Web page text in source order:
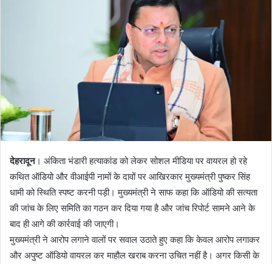
l
देहरादून। अंकिता भंडारी हत्याकांड को लेकर सोशल मीडिया पर वायरल हो रहे
कथित ऑडियो और वीआईपी नामों के दावों पर आखिरकार मुख्यमंत्री पुष्कर सिंह
धामी को स्थिति स्पष्ट करनी पड़ी। मुख्यमंत्री ने साफ कहा कि ऑडियो की सत्यता
की जांच के लिए समिति का गठन कर दिया गया है और जांच रिपोर्ट सामने आने के
बाद ही आगे की कार्रवाई की जाएगी।
मुख्यमंत्री ने आरोप लगाने वालों पर सवाल उठाते हुए कहा कि केवल आरोप लगाकर
और अपुष्ट ऑडियो वायरल कर माहौल खराब करना उचित नहीं है। अगर किसी के